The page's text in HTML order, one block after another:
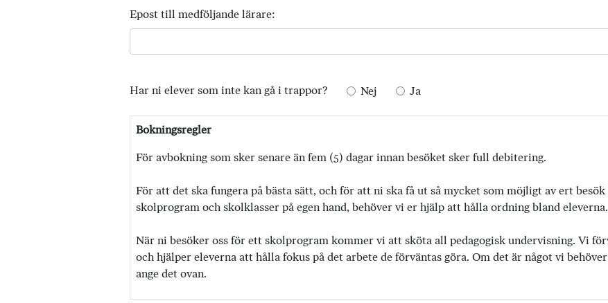
Epost till medföljande lärare:
Har ni elever som inte kan gå i trappor? Nej Ja
Bokningsregler
För avbokning som sker senare än fem (5) dagar innan besöket sker full debitering.
För att det ska fungera på bästa sätt, och för att ni ska få ut så mycket som möjligt av ert besök
skolprogram och skolklasser på egen hand, behöver vi er hjälp att hålla ordning bland eleverna.
När ni besöker oss för ett skolprogram kommer vi att sköta all pedagogisk undervisning. Vi
och hjälper eleverna att hålla fokus på det arbete de förväntas göra. Om det är något vi
ange det ovan.